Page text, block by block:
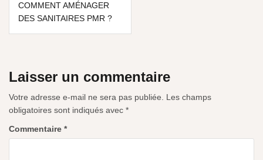
COMMENT AMÉNAGER
DES SANITAIRES PMR ?
Laisser un commentaire
Votre adresse e-mail ne sera pas publiée.
Les champs
obligatoires sont indiqués avec *
Commentaire *